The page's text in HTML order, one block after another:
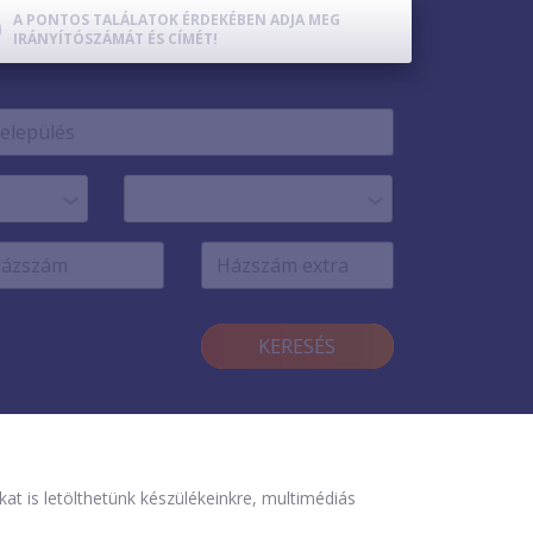
A PONTOS TALÁLATOK ÉRDEKÉBEN ADJA MEG
IRÁNYÍTÓSZÁMÁT ÉS CÍMÉT!
KERESÉS
is letölthetünk készülékeinkre, multimédiás